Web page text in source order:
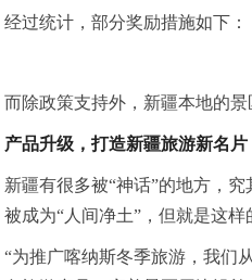
经过统计，部分奖励措施如下：
而除政策支持外，新疆本地的景
产品升级，打造新疆旅游新名片
新疆有很多被“神话”的地方，
被成为“人间净土”，但就是这
“为推广喀纳斯冬季旅游，我们